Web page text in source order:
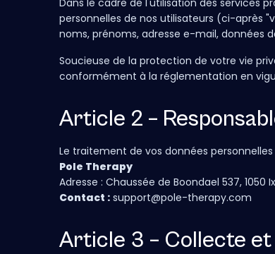
Dans le cadre de l'utilisation des services
personnelles de nos utilisateurs (ci-après
noms, prénoms, adresse e-mail, données
Soucieuse de la protection de votre vie
conformément à la réglementation en
Article 2 –
Le traitement de vos données
Pole Therapy
Adresse : Chaussée de Boondael 537, 1050
Contact : support@pole-therapy.com
Article 3 – Collecte